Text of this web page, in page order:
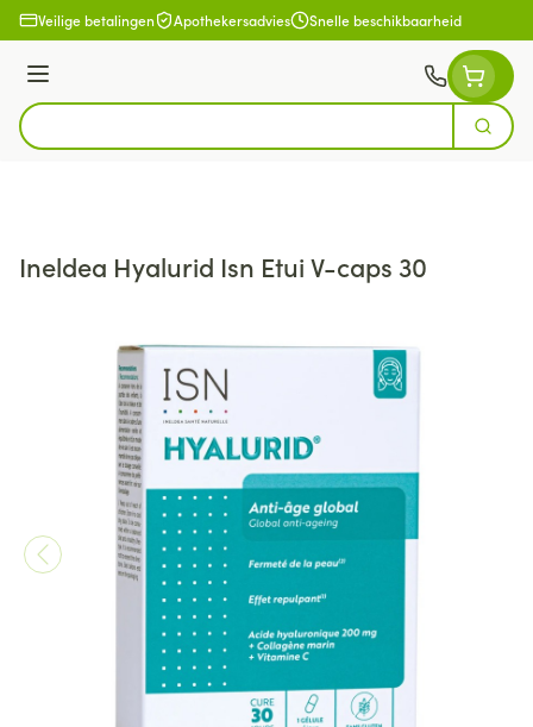
Ga naar de inhoud
Veilige betalingen Apothekersadvies Snelle beschikbaarheid
Menu
Product, merk, categorie...
Zoek
Ineldea Hyalurid Isn Etui V-caps 30